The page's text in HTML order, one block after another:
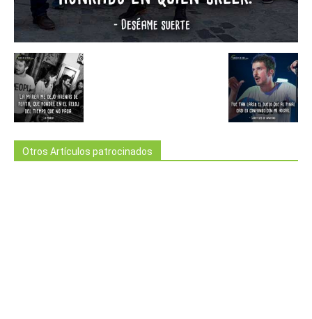
Otros Artículos patrocinados